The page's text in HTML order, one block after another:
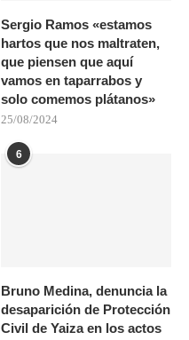
Sergio Ramos «estamos
hartos que nos maltraten,
que piensen que aquí
vamos en taparrabos y
solo comemos plátanos»
25/08/2024
6
Bruno Medina, denuncia la
desaparición de Protección
Civil de Yaiza en los actos